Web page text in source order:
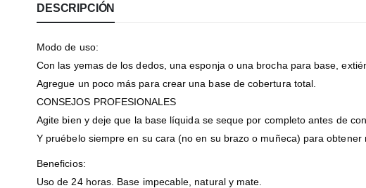
DESCRIPCIÓN
Modo de uso:
Con las yemas de los dedos, una esponja o una brocha para base,
Agregue un poco más para crear una base de cobertura total.
CONSEJOS PROFESIONALES
Agite bien y deje que la base líquida se seque por completo antes de
Y pruébelo siempre en su cara (no en su brazo o muñeca) para obtener
Beneficios:
Uso de 24 horas. Base impecable, natural y mate.